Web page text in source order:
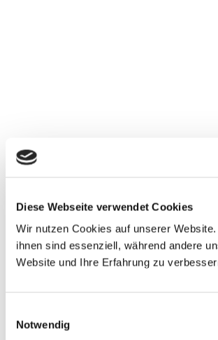
Diese Webseite verwendet Cookies
Wir nutzen Cookies auf unserer
ihnen sind essenziell, während andere
Website und Ihre Erfahrung zu
Notwendig